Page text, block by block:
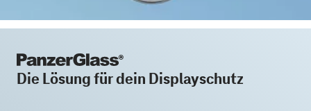
Die Lösung für dein Displayschutz